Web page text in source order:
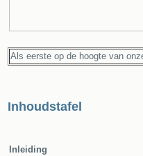
Als eerste op de hoogte van
Inhoudstafel
Inleiding